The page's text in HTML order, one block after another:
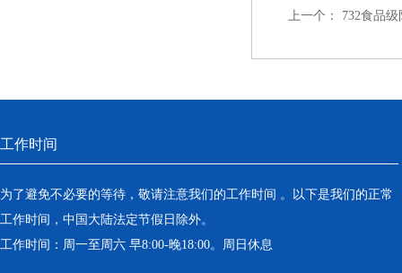
上一个： 732食品
工作时间
为了避免不必要的等待，敬请注意我们的工作时间 。以下是我们的正常
工作时间，中国大陆法定节假日除外。
工作时间：周一至周六 早8:00-晚18:00。周日休息